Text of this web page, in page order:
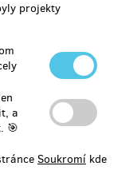
projekty
a
🎯
Soukromí kde